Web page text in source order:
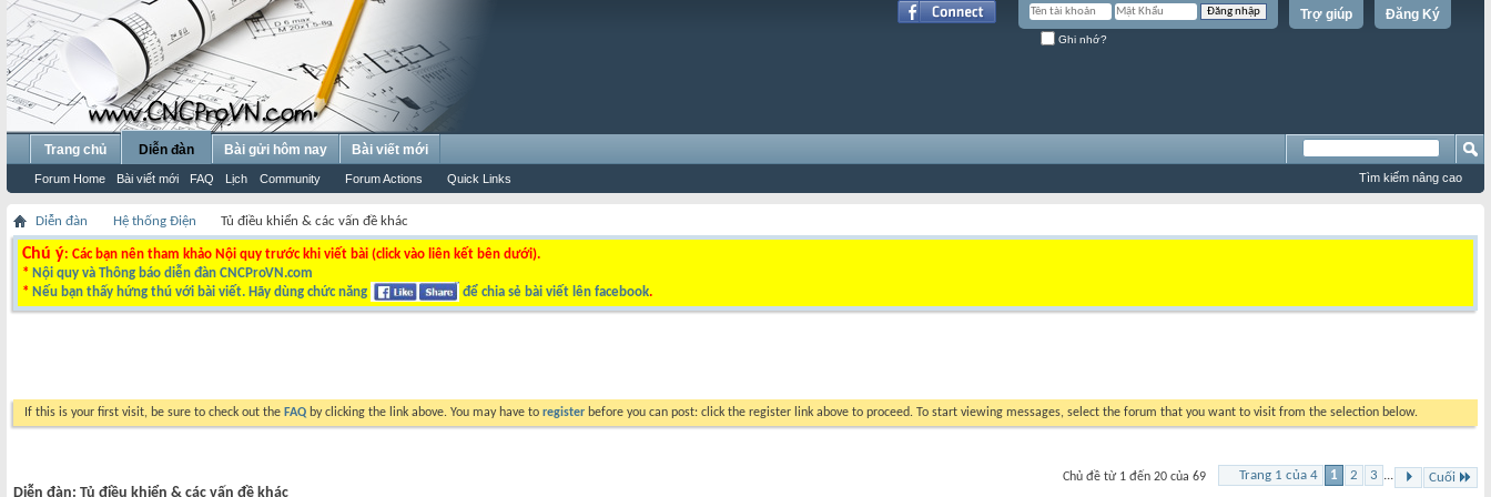
Đăng Ký
Trợ giúp
Ghi nhớ?
Trang chủ Diễn đàn
Forum Home Bài viết mới FAQ Lịch Community Forum Actions Quick Links
Bài gửi hôm nay Bài viết mới
Tìm kiếm nâng cao
Diễn đàn Hệ thống Điện Tủ điều khiển & các vấn đề khác
Chú ý: Các bạn nên tham khảo Nội quy trước khi viết bài (click vào liên kết bên dưới).
* Nội quy và Thông báo diễn đàn CNCProVN.com
* Nếu bạn thấy hứng thú với bài viết. Hãy dùng chức năng để chia sẻ bài viết lên facebook.
If this is your first visit, be sure to check out the FAQ by clicking the link above. You may have to register before you can post: click the register link above to proceed. To start viewing messages, select the forum that you want to visit from the selection below.
Trang 1 của 4 1 2 3 ... Cuối
Chủ đề từ 1 đến 20 của 69
Diễn đàn: Tủ điều khiển & các vấn đề khác